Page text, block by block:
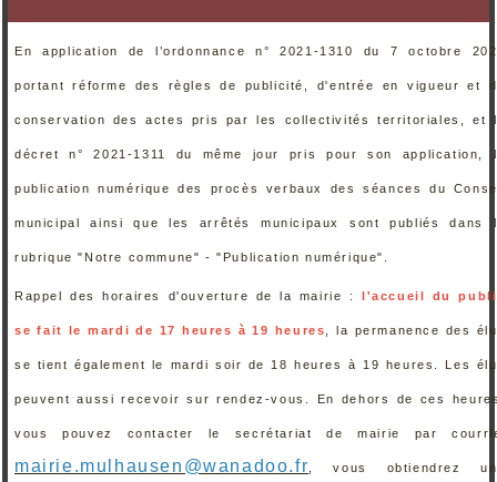
En application de l’ordonnance n° 2021-1310 du 7 octobre
portant réforme des règles de publicité, d'entrée en vigueur et
conservation des actes pris par les collectivités territoriales, et
décret n° 2021-1311 du même jour pris pour son application,
publication numérique des procès verbaux des séances du
municipal ainsi que les arrêtés municipaux sont publiés dans
rubrique "Notre commune" - "Publication numérique".
Rappel des horaires d'ouverture de la mairie : l'accueil du
se fait le mardi de 17 heures à 19 heures , la permanence des
se tient également le mardi soir de 18 heures à 19 heures. Les
peuvent aussi recevoir sur rendez-vous. En dehors de ces
vous pouvez contacter le secrétariat de mairie par
mairie.mulhausen@wanadoo.fr , vous obtiendrez